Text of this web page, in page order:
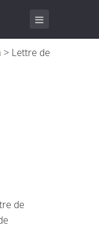
> Lettre de
de